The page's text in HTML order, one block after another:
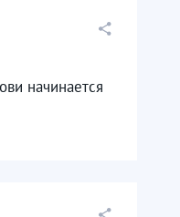
начинается